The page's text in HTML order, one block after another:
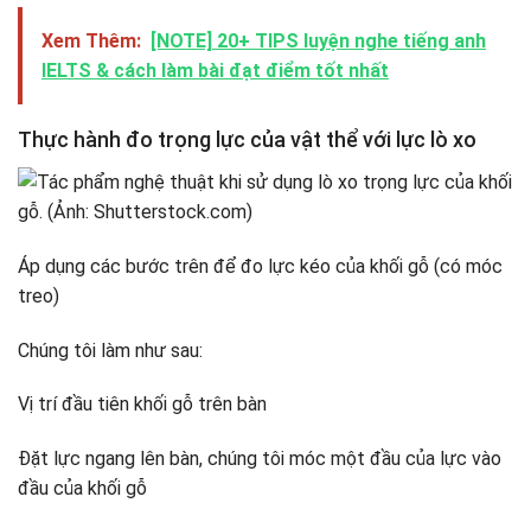
Xem Thêm: [NOTE] 20+ TIPS luyện nghe tiếng anh
IELTS & cách làm bài đạt điểm tốt nhất
Thực hành đo trọng lực của vật thể với lực lò xo
Áp dụng các bước trên để đo lực kéo của khối gỗ (có móc
treo)
Chúng tôi làm như sau:
Vị trí đầu tiên khối gỗ trên bàn
Đặt lực ngang lên bàn, chúng tôi móc một đầu của lực vào
đầu của khối gỗ